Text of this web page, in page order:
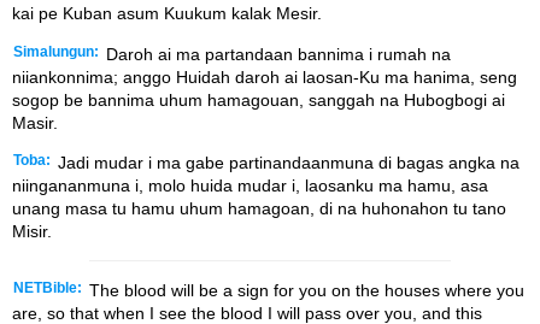
kai pe Kuban asum Kuukum kalak Mesir.
Simalungun:
Daroh ai ma partandaan bannima i rumah na
niiankonnima; anggo Huidah daroh ai laosan-Ku ma hanima, seng
sogop be bannima uhum hamagouan, sanggah na Hubogbogi ai
Masir.
Toba: Jadi mudar i ma gabe partinandaanmuna di bagas angka na
niingananmuna i, molo huida mudar i, laosanku ma hamu, asa
unang masa tu hamu uhum hamagoan, di na huhonahon tu tano
Misir.
NETBible: The blood will be a sign for you on the houses where you
are, so that when I see the blood I will pass over you, and this